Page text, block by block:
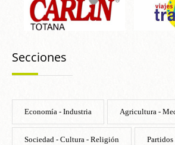
Secciones
Economía - Industria Agricultura -
Sociedad - Cultura - Religión